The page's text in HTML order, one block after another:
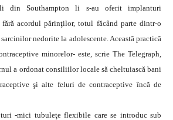
din Southampton li s-au oferit implanturi
fără acordul părinţilor, totul făcând parte dintr-o
nedorite la adolescente. Această practică
minorelor- este, scrie The Telegraph,
a ordonat consiliilor locale să cheltuiască bani
şi alte feluri de contraceptive încă de
-mici tubuleţe flexibile care se introduc sub